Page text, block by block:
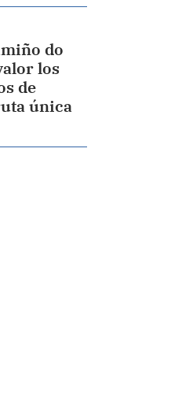
do
los
de
única